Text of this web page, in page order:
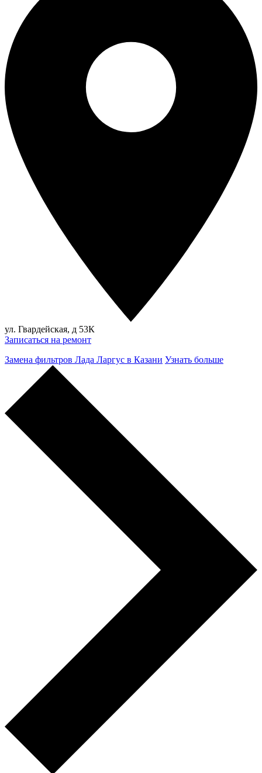
ул. Гвардейская, д 53К
Записаться на ремонт
Замена фильтров Лада Ларгус в Казани Узнать больше